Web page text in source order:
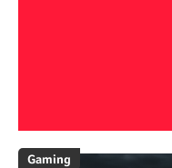
Gaming